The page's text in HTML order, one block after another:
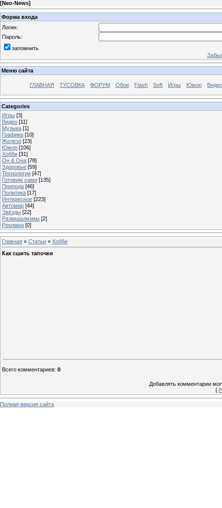
[Neo-News]
Форма входа
Логин:
Пароль:
запомнить
Меню сайта
ГЛАВНАЯ ТУСОВКА ФОРУМ Обои Flash Soft Игры Юмор Видео
Categories
Игры [3]
Видео [11]
Музыка [1]
Графика [10]
Железо [23]
Юмор [106]
Хобби [31]
Он & Она [78]
Здоровье [59]
Технологии [47]
Готовим сами [135]
Природа [46]
Политика [17]
Интересное [223]
Автомир [44]
Звёзды [22]
Размышлизмы [2]
Реклама [0]
Главная » Статьи » Хобби
Как сшить тапочки
Всего комментариев: 0
Добавлять комментарии
[
Полная версия сайта